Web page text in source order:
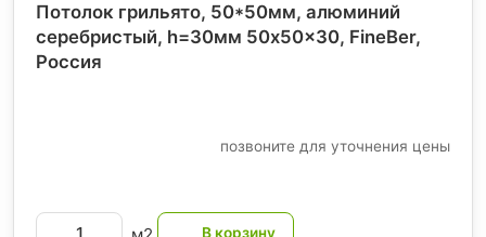
Потолок грильято, 50*50мм, алюминий
серебристый, h=30мм 50x50x30, FineBer,
Россия
позвоните для уточнения цены